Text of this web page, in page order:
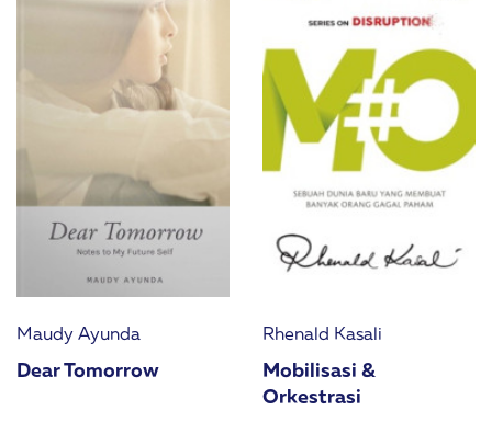
Maudy Ayunda
Dear Tomorrow
Rhenald Kasali
Mobilisasi &
Orkestrasi